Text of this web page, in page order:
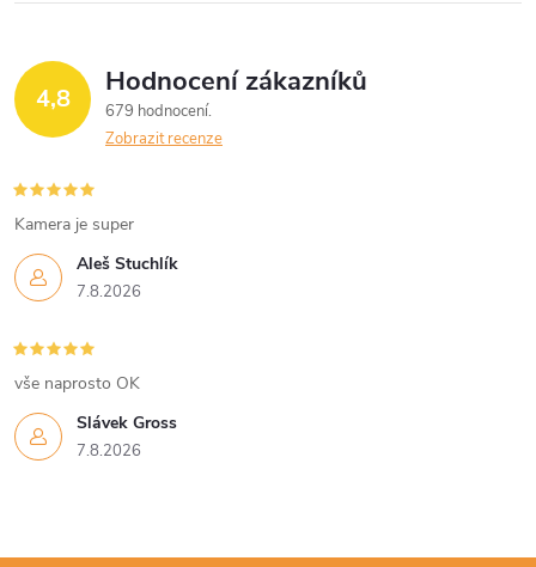
4,8 Hodnocení zákazníků
679 hodnocení
Zobrazit recenze
Aleš Stuchlík
7.8.2026
Kamera je super
Slávek Gross
7.8.2026
vše naprosto OK